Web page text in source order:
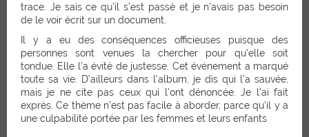
trace. Je sais ce qu’il s’est passé et je n’avais pas besoin
de le voir écrit sur un document.
Il y a eu des conséquences officieuses puisque des
personnes sont venues la chercher pour qu’elle soit
tondue. Elle l’a évité de justesse. Cet événement a marqué
toute sa vie. D’ailleurs dans l’album, je dis qui l’a sauvée,
mais je ne cite pas ceux qui l’ont dénoncée. Je l’ai fait
exprès. Ce thème n’est pas facile à aborder, parce qu’il y a
une culpabilité portée par les femmes et leurs enfants